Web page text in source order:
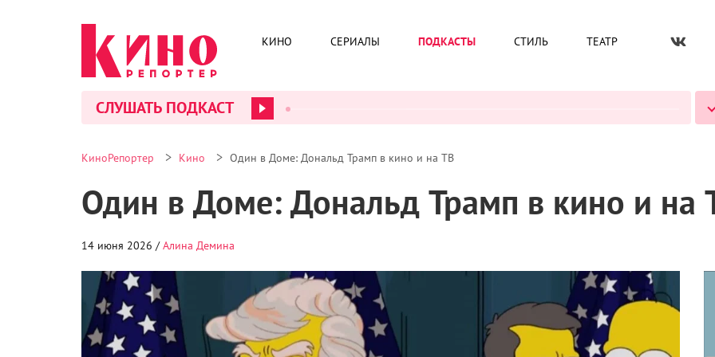
КИНО СЕРИАЛЫ ПОДКАСТЫ СТИЛЬ ТЕАТР
СЛУШАТЬ ПОДКАСТ
КиноРепортер > Кино > Один в Доме: Дональд Трамп в кино и на ТВ
Один в Доме: Дональд Трамп в кино и на
14 июня 2026 /Алина Демина